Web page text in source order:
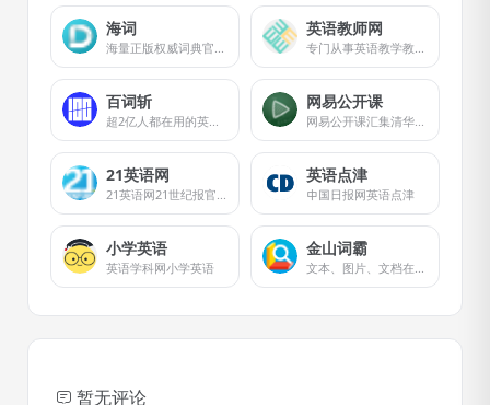
海词
海量正版权威词典官方网站
英语教师网
专门从事英语教学教研、提供英语资源的网站
百词斩
超2亿人都在用的英语学习大杀器！致力于为你解决背单词难题，独创图背单词学习法，趣味学英语；内涵海量词库，覆盖全年龄段词汇需求；配备单词全解，发音例句辅助学习。
网易公开课
网易公开课汇集清华、北大、哈佛、耶鲁等世界名校共上千门课程，覆盖科学、经济、人文、哲学等22个领域，在这里你可以开拓视野看世界，获取有深度的好知识。
21英语网
21英语网21世纪报官方网站
英语点津
中国日报网英语点津
小学英语
英语学科网小学英语
金山词霸
文本、图片、文档在线翻译词典
暂无评论